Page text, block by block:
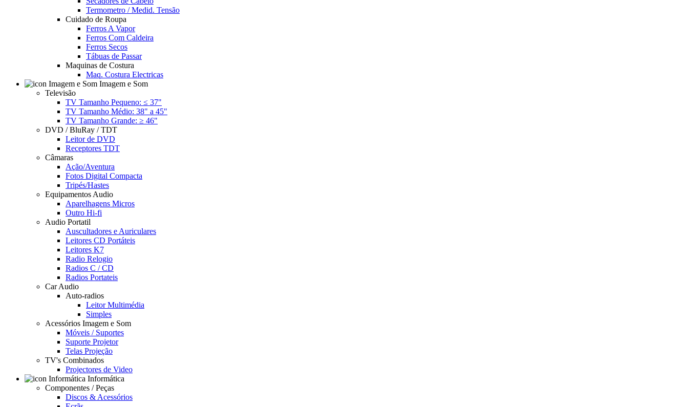
Termometro / Medid. Tensão
Cuidado de Roupa
Ferros A Vapor
Ferros Com Caldeira
Ferros Secos
Tábuas de Passar
Maquinas de Costura
Maq. Costura Electricas
Imagem e Som
Televisão
TV Tamanho Pequeno: ≤ 37"
TV Tamanho Médio: 38" a 45"
TV Tamanho Grande: ≥ 46"
DVD / BluRay / TDT
Leitor de DVD
Receptores TDT
Câmaras
Ação/Aventura
Fotos Digital Compacta
Tripés/Hastes
Equipamentos Audio
Aparelhagens Micros
Outro Hi-fi
Audio Portatil
Auscultadores e Auriculares
Leitores CD Portáteis
Leitores K7
Radio Relogio
Radios C / CD
Radios Portateis
Car Audio
Auto-radios
Leitor Multimédia
Simples
Acessórios Imagem e Som
Móveis / Suportes
Suporte Projetor
Telas Projeção
TV's Combinados
Projectores de Video
Informática
Componentes / Peças
Discos & Acessórios